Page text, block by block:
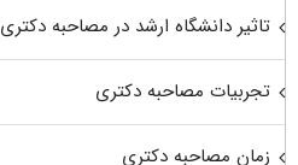
تاثیر دانشگاه ارشد در مصاحبه دکتری
تجربیات مصاحبه دکتری
زمان مصاحبه دکتری